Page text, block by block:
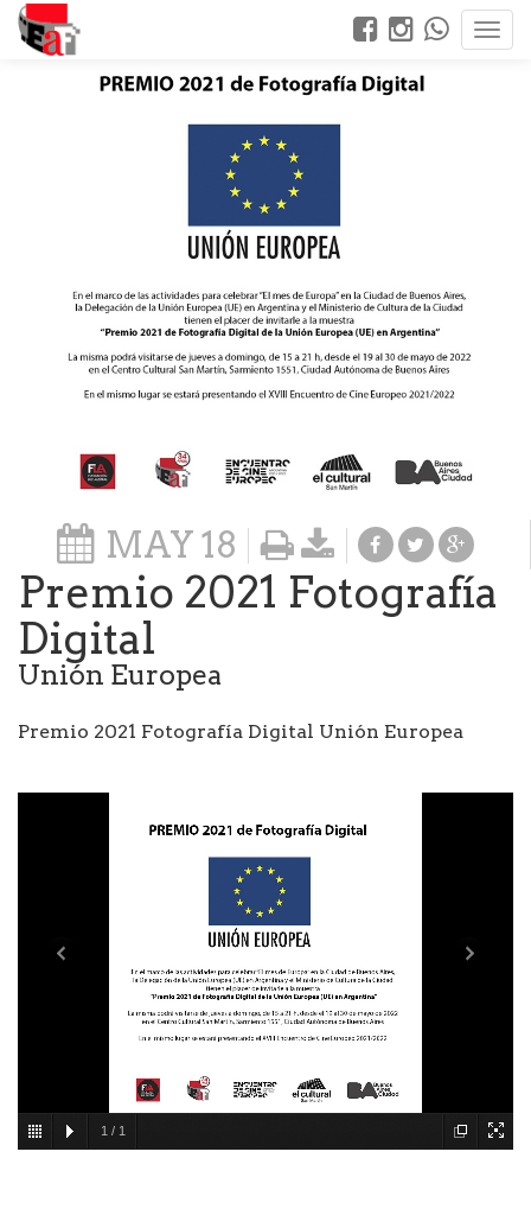
MAY18
Premio 2021 Fotografía
Digital
Unión Europea
Premio 2021 Fotografía Digital Unión Europea
1 / 1